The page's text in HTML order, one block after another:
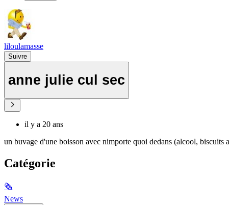
liloulamasse
Suivre
anne julie cul sec
il y a 20 ans
un buvage d'une boisson avec nimporte quoi dedans (alcool, biscuits
Catégorie
🗞
News